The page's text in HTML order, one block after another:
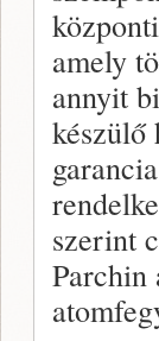
amely
annyit
készülő
szerint
Parchin